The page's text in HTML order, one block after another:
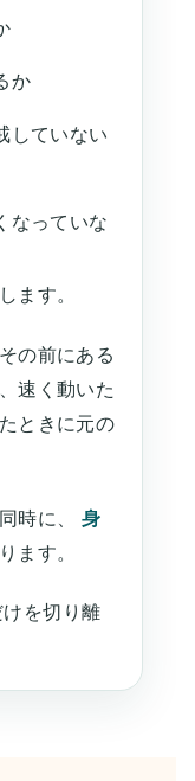
か
していない
なっていな
ます。
の前にある
速く動いた
ときに元の
時に、 身
ます。
を切り離